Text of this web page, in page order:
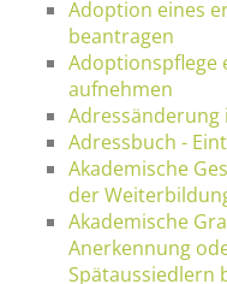
Adoption eines
beantragen
Adoptionspflege
aufnehmen
Adressänderung
Adressbuch -
Akademische
der
Akademische
Anerkennung
Spätaussiedlern